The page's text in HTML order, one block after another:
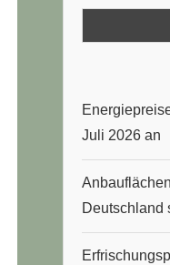
Juli 2026 an
Deutschland